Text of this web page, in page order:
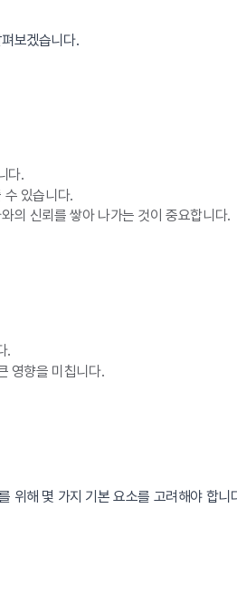
보겠습니다.
다.
있습니다.
의 신뢰를 쌓아 나가는 것이 중요합니다.
.
영향을 미칩니다.
위해 몇 가지 기본 요소를 고려해야 합니